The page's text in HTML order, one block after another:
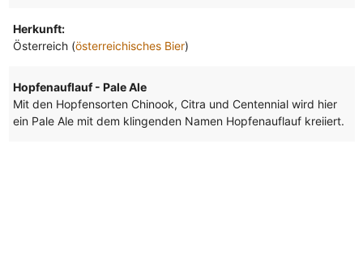
Herkunft:
Österreich (österreichisches Bier)
Hopfenauflauf - Pale Ale
Mit den Hopfensorten Chinook, Citra und Centennial wird hier
ein Pale Ale mit dem klingenden Namen Hopfenauflauf kreiiert.